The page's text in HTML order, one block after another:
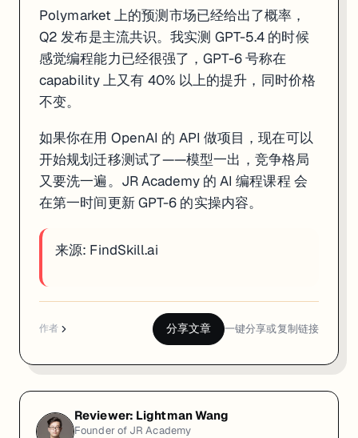
如果你在用 OpenAI 的 API 做项目，现在可以开始规划迁移测试了——
来源: FindSkill.ai
Polymarket 上的预测市场已经给出了概率，
Q2 发布是主流共识。我实测 GPT-5.4 的时候
感觉编程能力已经很强了，GPT-6 号称在
capability 上又有 40% 以上的提升，同时价格
不变。
如果你在用 OpenAI 的 API 做项目，现在可以
开始规划迁移测试了——模型一出，竞争格局
又要洗一遍。JR Academy 的 AI 编程课程 会
在第一时间更新 GPT-6 的实操内容。
来源: FindSkill.ai
作者 分享文章 一键分享或复制链接
Reviewer: Lightman Wang
Founder of JR Academy